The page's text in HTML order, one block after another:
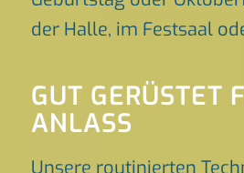
der Halle, im Festsaal
GUT GERÜSTET
ANLASS
Unsere routinierten